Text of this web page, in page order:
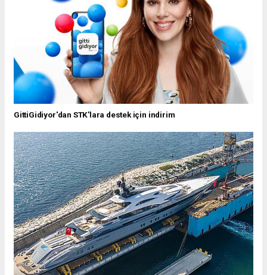
GittiGidiyor'dan STK'lara destek için indirim